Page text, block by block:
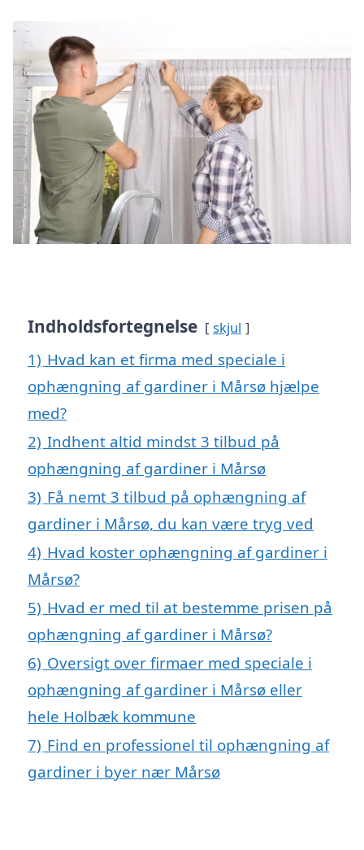
Indholdsfortegnelse skjul
1) Hvad kan et firma med speciale i
ophængning af gardiner i Mårsø hjælpe
med?
2) Indhent altid mindst 3 tilbud på
ophængning af gardiner i Mårsø
3) Få nemt 3 tilbud på ophængning af
gardiner i Mårsø, du kan være tryg ved
4) Hvad koster ophængning af gardiner i
Mårsø?
5) Hvad er med til at bestemme prisen på
ophængning af gardiner i Mårsø?
6) Oversigt over firmaer med speciale i
ophængning af gardiner i Mårsø eller
hele Holbæk kommune
7) Find en professionel til ophængning af
gardiner i byer nær Mårsø